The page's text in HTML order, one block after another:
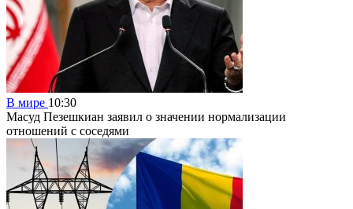
В мире 10:30
Масуд Пезешкиан заявил о значении нормализации
отношений с соседями